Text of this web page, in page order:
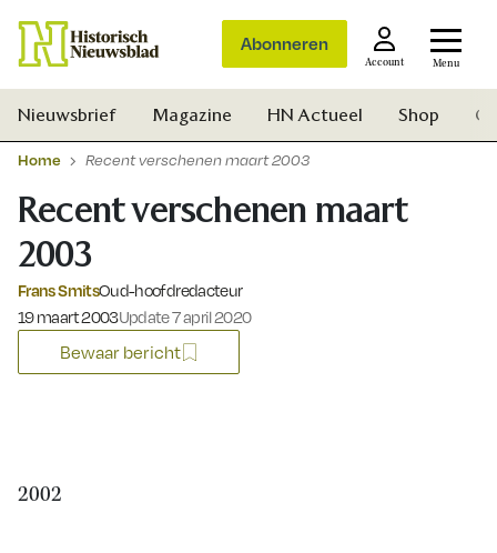
Abonneren
Account Menu
Nieuwsbrief Magazine HN Actueel Shop
Home Recent verschenen maart 2003
Recent verschenen maart
2003
Frans SmitsOud-hoofdredacteur
Gepubliceerd op:
19 maart 2003Update 7 april 2020
Bewaar bericht
2002